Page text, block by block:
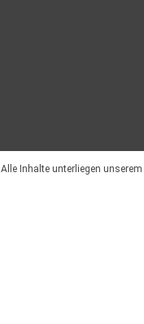
Alle Inhalte unterliegen unserem